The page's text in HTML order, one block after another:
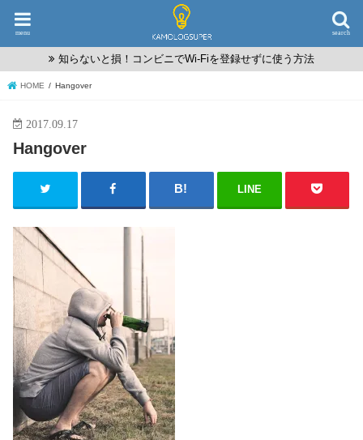
search
menu
知らないと損！コンビニでWi-Fiを登録せずに使う方法
HOME Hangover
2017.09.17
Hangover
LINE